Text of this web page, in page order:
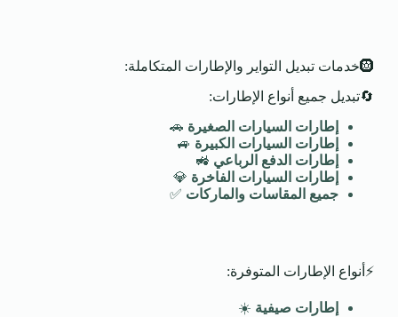
🛞خدمات تبديل التواير والإطارات المتكاملة:
🔄تبديل جميع أنواع الإطارات:
إطارات السيارات الصغيرة 🚗
إطارات السيارات الكبيرة 🚙
إطارات الدفع الرباعي 🚜
إطارات السيارات الفاخرة 💎
جميع المقاسات والماركات ✅
⚡أنواع الإطارات المتوفرة:
إطارات صيفية ☀️